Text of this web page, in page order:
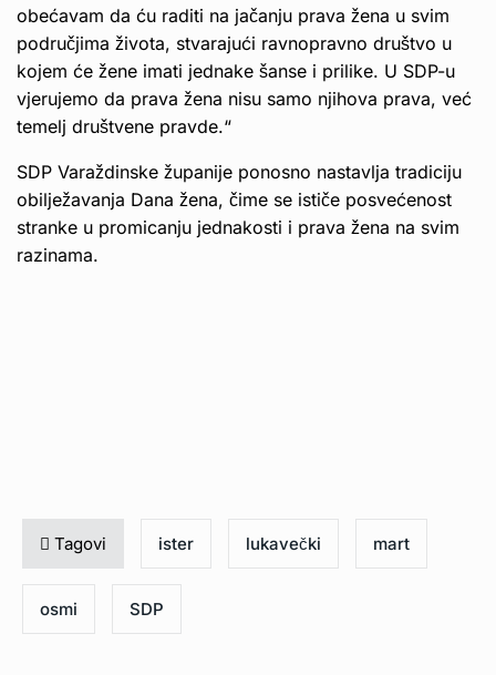
obećavam da ću raditi na jačanju prava žena u svim
područjima života, stvarajući ravnopravno društvo u
kojem će žene imati jednake šanse i prilike. U SDP-u
vjerujemo da prava žena nisu samo njihova prava, već
temelj društvene pravde.“
SDP Varaždinske županije ponosno nastavlja tradiciju
obilježavanja Dana žena, čime se ističe posvećenost
stranke u promicanju jednakosti i prava žena na svim
razinama.
Tagovi ister lukavečki mart
osmi SDP